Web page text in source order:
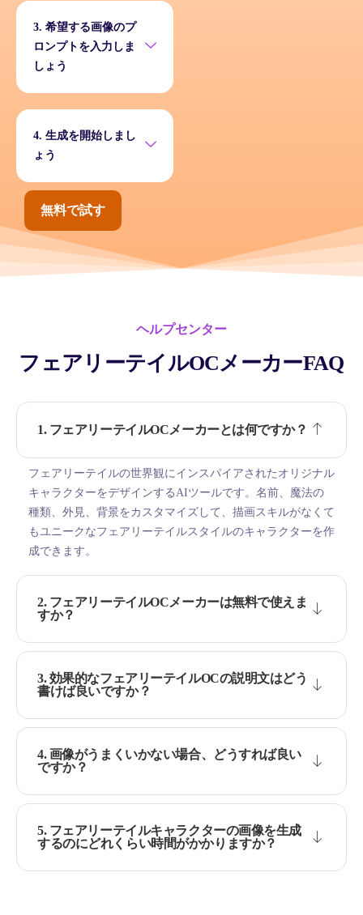
3. 希望する画像のプ
ロンプトを入力しま
しょう
4. 生成を開始しまし
ょう
無料で試す
ヘルプセンター
フェアリーテイルOCメーカーFAQ
1. フェアリーテイルOCメーカーとは何ですか？
フェアリーテイルの世界観にインスパイアされたオリジナル
キャラクターをデザインするAIツールです。名前、魔法の
種類、外見、背景をカスタマイズして、描画スキルがなくて
もユニークなフェアリーテイルスタイルのキャラクターを作
成できます。
2. フェアリーテイルOCメーカーは無料で使えま
すか？
3. 効果的なフェアリーテイルOCの説明文はどう
書けば良いですか？
4. 画像がうまくいかない場合、どうすれば良い
ですか？
5. フェアリーテイルキャラクターの画像を生成
するのにどれくらい時間がかかりますか？